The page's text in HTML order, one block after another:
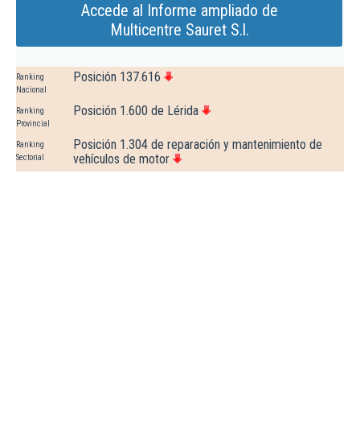
Accede al Informe ampliado de
Multicentre Sauret S.l.
Ranking
Nacional
Posición 137.616
Ranking
Provincial
Posición 1.600 de Lérida
Ranking
Sectorial
Posición 1.304 de reparación y mantenimiento de
vehículos de motor